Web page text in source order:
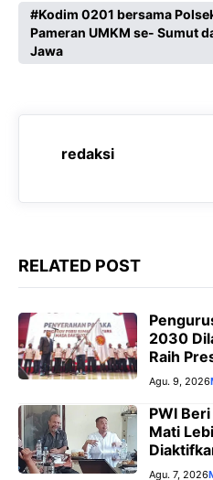
c
e
o
a
t
A
p
l
e
r
m
s
s
n
r
Kodim 0201 bersama
Pameran UMKM se- Sumut
Jawa
redaksi
RELATED POST
2030
Raih
Agu. 9, 2026
PWI
Mati
Agu. 7, 2026